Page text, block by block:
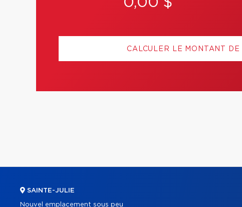
CALCULER LE MONTANT DE
SAINTE-JULIE
Nouvel emplacement sous peu